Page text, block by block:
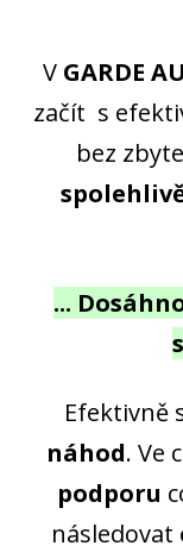
V GARDE
začít s
bez
...
Efektivně
náhod. Ve
podporu
následovat